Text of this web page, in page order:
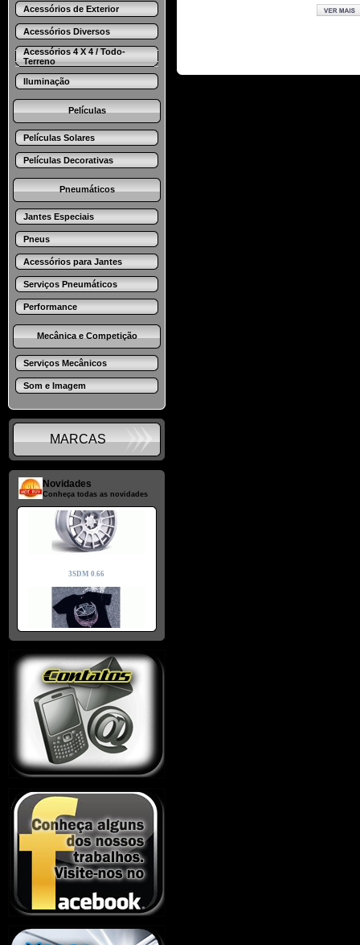
Acessórios de Exterior
Acessórios Diversos
Acessórios 4 X 4 / Todo-
Terreno
Iluminação
Películas
Películas Solares
Películas Decorativas
Pneumáticos
Jantes Especiais
Pneus
Acessórios para Jantes
Serviços Pneumáticos
Performance
Mecânica e Competição
Serviços Mecânicos
Som e Imagem
MARCAS
Novidades
Conheça todas as novidades